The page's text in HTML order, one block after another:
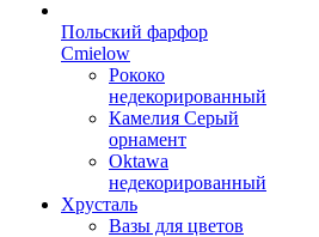
Польский фарфор
Сmielow
Рококо
недекорированный
Камелия Серый
орнамент
Oktawa
недекорированный
Хрусталь
Вазы для цветов